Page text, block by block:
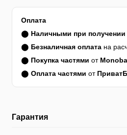
Оплата
⬤ Наличными при получении
⬤ Безналичная оплата на
⬤ Покупка частями от
⬤ Оплата частями от
Гарантия